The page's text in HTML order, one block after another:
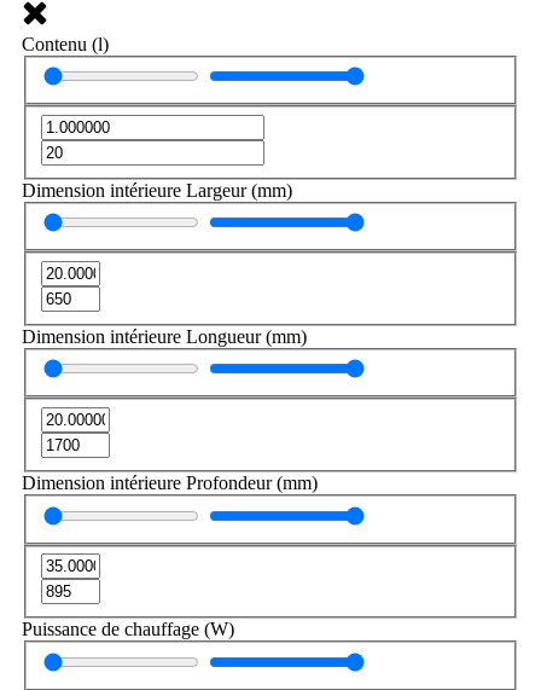
Contenu (l)
Dimension intérieure Largeur (mm)
Dimension intérieure Longueur (mm)
Dimension intérieure Profondeur (mm)
Puissance de chauffage (W)